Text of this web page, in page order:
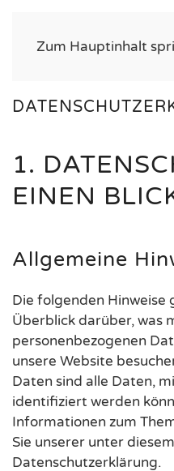
Zum Hauptinhalt
1.
EINEN
Allgemeine
Die folgenden Hinweise
Überblick darüber, was
personenbezogenen
unsere Website
Daten sind alle Daten,
identifiziert werden
Informationen zum
Sie unserer unter
Datenschutzerklärung.